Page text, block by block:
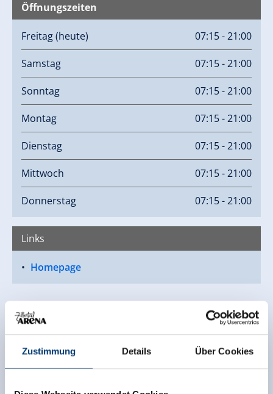
Zustimmung Details Über Cookies
Öffnungszeiten
Freitag(heute) 07:15 - 21:00
Samstag 07:15 - 21:00
Sonntag 07:15 - 21:00
Montag 07:15 - 21:00
Dienstag 07:15 - 21:00
Mittwoch 07:15 - 21:00
Donnerstag 07:15 - 21:00
Links
Homepage